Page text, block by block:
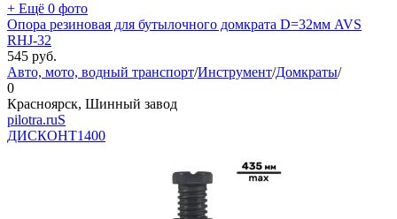
+ Ещё 0 фото
Опора резиновая для бутылочного домкрата D=32мм AVS
RHJ-32
545 руб.
Авто, мото, водный транспорт/Инструмент/Домкраты/
0
Красноярск, Шинный завод
pilotra.ruS
ДИСКОНТ1400